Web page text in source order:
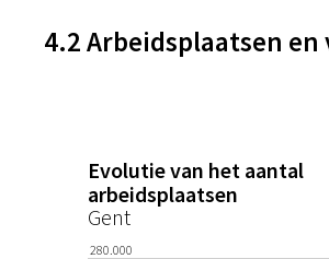
4.2 Arbeidsplaatsen en
Evolutie van het aantal
arbeidsplaatsen
Gent
280.000